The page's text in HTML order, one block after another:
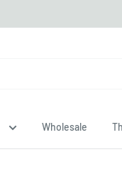
Wholesale